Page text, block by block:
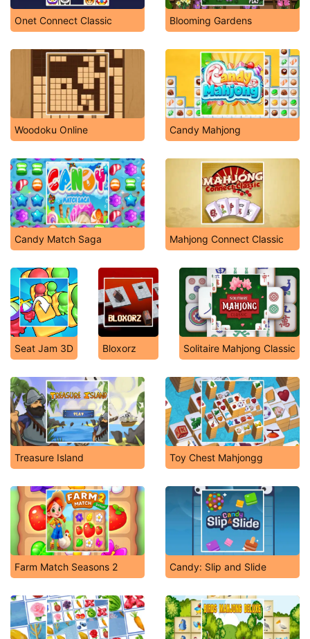
Onet Connect Classic Blooming Gardens
Woodoku Online Candy Mahjong
Candy Match Saga Mahjong Connect Classic
Seat Jam 3D Bloxorz Solitaire Mahjong Classic
Treasure Island Toy Chest Mahjongg
Farm Match Seasons 2 Candy: Slip and Slide